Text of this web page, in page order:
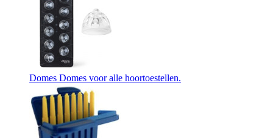
Domes Domes voor alle hoortoestellen.